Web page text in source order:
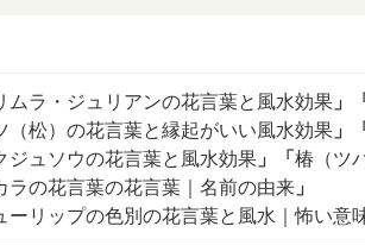
ムラ・ジュリアンの花言葉と風水効果 」 「
（松）の花言葉と縁起がいい風水効果 」 「
ジュソウの花言葉と風水効果 」 「 椿（ツ
ラの花言葉の花言葉｜名前の由来 」
ーリップの色別の花言葉と風水｜怖い意